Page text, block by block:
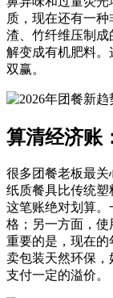
质，现在还有一
渣、竹纤维压制
解变成有机肥料。
双赢。
算清经济账
很多团餐老板最
纸质餐具比传统塑
这笔账绝对划算
格；另一方面，使
重要的是，现在的
卖包装天然环保
支付一定的溢价。